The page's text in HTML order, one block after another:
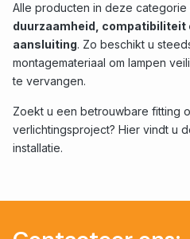
Alle producten in deze
duurzaamheid,
aansluiting. Zo beschikt u
montagemateriaal om lampen
te vervangen.
Zoekt u een betrouwbare fitting
verlichtingsproject? Hier vindt u
installatie.